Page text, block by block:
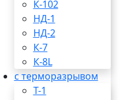
К-102
НД-1
НД-2
К-7
К-8L
с терморазрывом
T-1